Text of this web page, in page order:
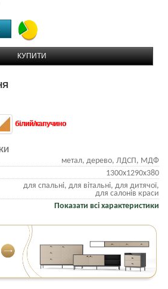
КУПИТИ
білий/капучино
метал, дерево, ЛДСП, МДФ
1300х1290х380
для спальні, для вітальні, для дитячої,
для салонів краси
Показати всі характеристики